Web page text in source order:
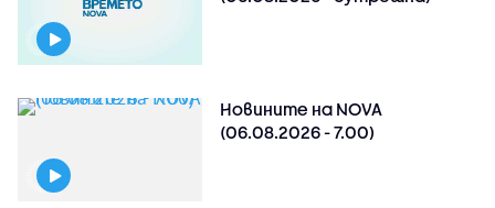
Новините на NOVA
(06.08.2026 - 7.00)